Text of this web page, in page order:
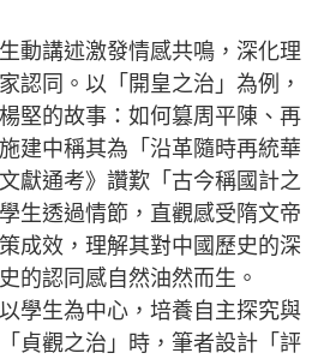
動講述激發情感共鳴，深化理
認同。以「開皇之治」為例，
堅的故事：如何篡周平陳、再
建中稱其為「沿革隨時再統華
獻通考》讚歎「古今稱國計之
生透過情節，直觀感受隋文帝
成效，理解其對中國歷史的深
的認同感自然油然而生。
學生為中心，培養自主探究與
貞觀之治」時，筆者設計「評